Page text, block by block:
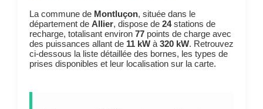
La commune de Montluçon, située dans le
département de Allier, dispose de 24stations de
recharge, totalisant environ 77points de charge avec
des puissances allant de 11 kWà 320 kW. Retrouvez
ci-dessous la liste détaillée des bornes, les types de
prises disponibles et leur localisation sur la carte.